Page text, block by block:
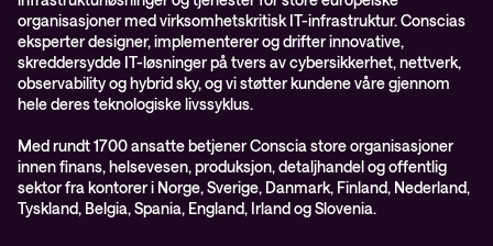
organisasjoner med virksomhetskritisk IT-infrastruktur. Conscias
eksperter designer, implementerer og drifter innovative,
skreddersydde IT-løsninger på tvers av cybersikkerhet, nettverk,
observability og hybrid sky, og vi støtter kundene våre gjennom
hele deres teknologiske livssyklus.
Med rundt 1700 ansatte betjener Conscia store organisasjoner
innen finans, helsevesen, produksjon, detaljhandel og offentlig
sektor fra kontorer i Norge, Sverige, Danmark, Finland, Nederland,
Tyskland, Belgia, Spania, England, Irland og Slovenia.